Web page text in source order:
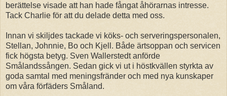
berättelse visade att han hade fångat åhörarnas intresse.
Tack Charlie för att du delade detta med oss.
Innan vi skiljdes tackade vi köks- och serveringspersonalen,
Stellan, Johnnie, Bo och Kjell. Både ärtsoppan och servicen
fick högsta betyg. Sven Wallerstedt anförde
Smålandssången. Sedan gick vi ut i höstkvällen styrkta av
goda samtal med meningsfränder och med nya kunskaper
om våra förfäders Småland.